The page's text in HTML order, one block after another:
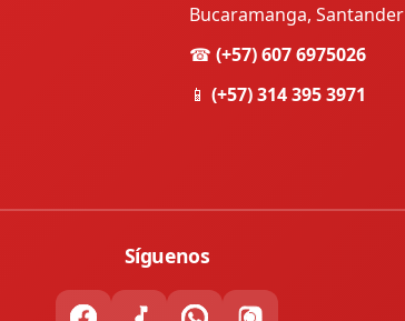
Bucaramanga, Santander
☎ (+57) 607 6975026
📱 (+57) 314 395 3971
Síguenos